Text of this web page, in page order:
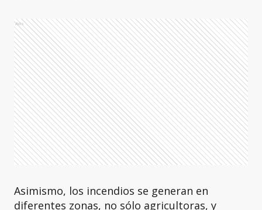
Ads
Asimismo, los incendios se generan en
diferentes zonas, no sólo agricultoras, y